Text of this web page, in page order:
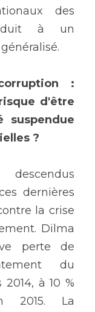
des
à un
:
d'être
suspendue
?
dernières
la crise
Dilma
perte de
du
à 10 %
2015. La